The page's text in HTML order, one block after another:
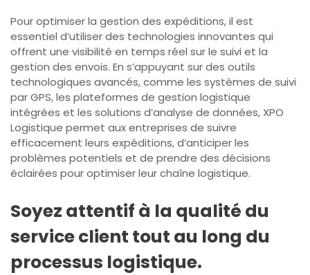
Pour optimiser la gestion des expéditions, il est
essentiel d’utiliser des technologies innovantes qui
offrent une visibilité en temps réel sur le suivi et la
gestion des envois. En s’appuyant sur des outils
technologiques avancés, comme les systèmes de suivi
par GPS, les plateformes de gestion logistique
intégrées et les solutions d’analyse de données, XPO
Logistique permet aux entreprises de suivre
efficacement leurs expéditions, d’anticiper les
problèmes potentiels et de prendre des décisions
éclairées pour optimiser leur chaîne logistique.
Soyez attentif à la qualité du
service client tout au long du
processus logistique.